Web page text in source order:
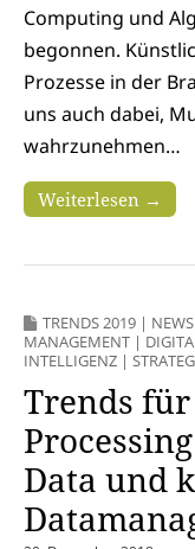
Computing und
begonnen.
Prozesse in der
uns auch dabei,
wahrzunehmen…
Weiterlesen →
TRENDS 2019 | NEWS
MANAGEMENT |
INTELLIGENZ |
Trends für
Data und